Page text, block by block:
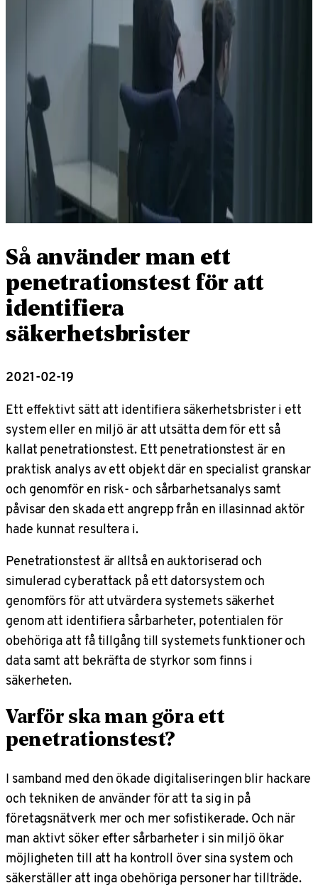
Så använder man ett
penetrationstest för att
identifiera
säkerhetsbrister
2021-02-19
Ett effektivt sätt att identifiera säkerhetsbrister i ett
system eller en miljö är att utsätta dem för ett så
kallat penetrationstest. Ett penetrationstest är en
praktisk analys av ett objekt där en specialist granskar
och genomför en risk- och sårbarhetsanalys samt
påvisar den skada ett angrepp från en illasinnad aktör
hade kunnat resultera i.
Penetrationstest är alltså en auktoriserad och
simulerad cyberattack på ett datorsystem och
genomförs för att utvärdera systemets säkerhet
genom att identifiera sårbarheter, potentialen för
obehöriga att få tillgång till systemets funktioner och
data samt att bekräfta de styrkor som finns i
säkerheten.
Varför ska man göra ett
penetrationstest?
I samband med den ökade digitaliseringen blir hackare
och tekniken de använder för att ta sig in på
företagsnätverk mer och mer sofistikerade. Och när
man aktivt söker efter sårbarheter i sin miljö ökar
möjligheten till att ha kontroll över sina system och
säkerställer att inga obehöriga personer har tillträde.